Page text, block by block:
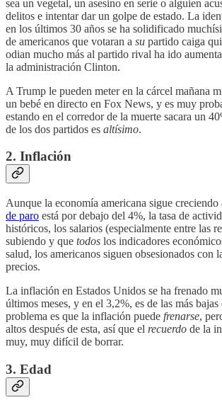
sea un vegetal, un asesino en serie o alguien
delitos e intentar dar un golpe de estado. La
en los últimos 30 años se ha solidificado
de americanos que votaran a su partido caiga
odian mucho más al partido rival ha ido
la administración Clinton.
A Trump le pueden meter en la cárcel mañana
un bebé en directo en Fox News, y es muy
estando en el corredor de la muerte sacara un
de los dos partidos es altísimo.
2. Inflación
Aunque la economía americana sigue creciendo
de paro está por debajo del 4%, la tasa de
históricos, los salarios (especialmente entre las
subiendo y que todos los indicadores
salud, los americanos siguen obsesionados con
precios.
La inflación en Estados Unidos se ha frenado
últimos meses, y en el 3,2%, es de las más
problema es que la inflación puede frenarse,
altos después de esta, así que el recuerdo de la
muy, muy difícil de borrar.
3. Edad